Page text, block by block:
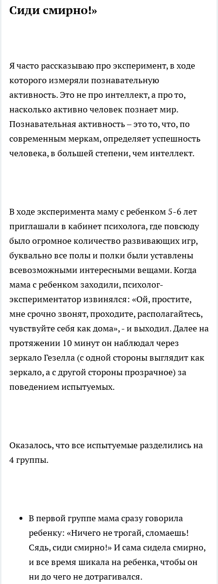
Сиди смирно!»
Я часто рассказываю про эксперимент, в ходе
которого измеряли познавательную
активность. Это не про интеллект, а про то,
насколько активно человек познает мир.
Познавательная активность – это то, что, по
современным меркам, определяет успешность
человека, в большей степени, чем интеллект.
В ходе эксперимента маму с ребенком 5-6 лет
приглашали в кабинет психолога, где повсюду
было огромное количество развивающих игр,
буквально все полы и полки были уставлены
всевозможными интересными вещами. Когда
мама с ребенком заходили, психолог-
экспериментатор извинялся: «Ой, простите,
мне срочно звонят, проходите, располагайтесь,
чувствуйте себя как дома», - и выходил. Далее на
протяжении 10 минут он наблюдал через
зеркало Гезелла (с одной стороны выглядит как
зеркало, а с другой стороны прозрачное) за
поведением испытуемых.
Оказалось, что все испытуемые разделились на
4 группы.
В первой группе мама сразу говорила
ребенку: «Ничего не трогай, сломаешь!
Сядь, сиди смирно!» И сама сидела смирно,
и все время шикала на ребенка, чтобы он
ни до чего не дотрагивался.